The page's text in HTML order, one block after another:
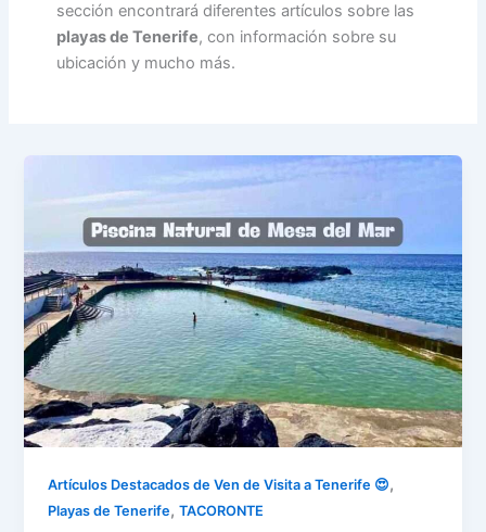
sección encontrará diferentes artículos sobre las
playas de Tenerife, con información sobre su
ubicación y mucho más.
Artículos Destacados de Ven de Visita a Tenerife 😍,
Playas de Tenerife,TACORONTE